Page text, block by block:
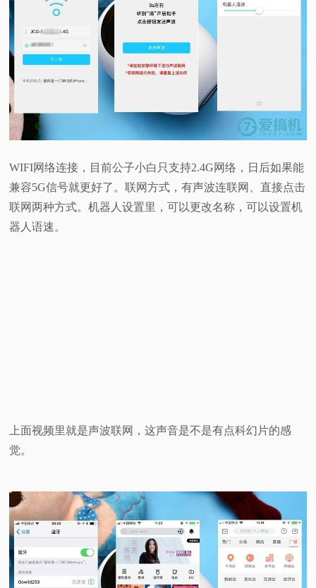
WIFI网络连接，目前公子小白只支持2.4G网络，日后如果能
兼容5G信号就更好了。联网方式，有声波连联网、直接点击
联网两种方式。机器人设置里，可以更改名称，可以设置机
器人语速。
上面视频里就是声波联网，这声音是不是有点科幻片的感
觉。